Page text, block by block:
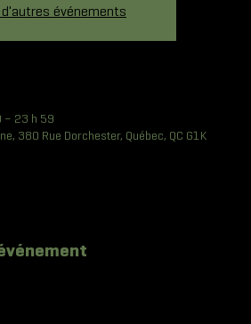
d'autres événements
– 23 h 59
380 Rue Dorchester, Québec, QC G1K